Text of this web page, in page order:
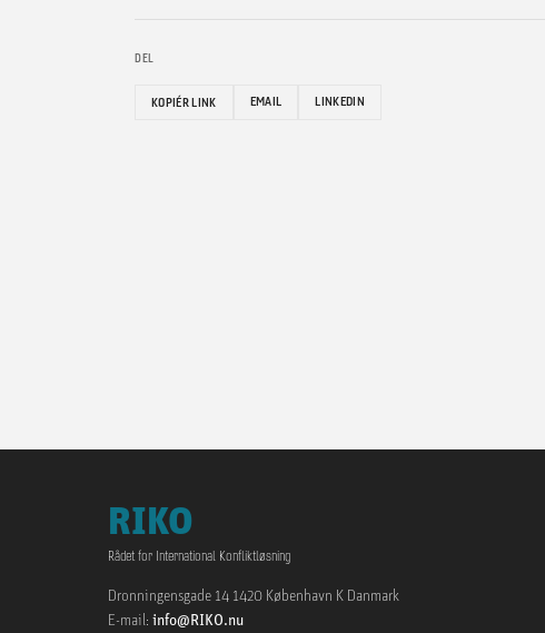
DEL
KOPIÉR LINK EMAIL LINKEDIN
RIKO
Rådet for International Konfliktløsning
Dronningensgade 14 1420 København K Danmark
E-mail: info@RIKO.nu